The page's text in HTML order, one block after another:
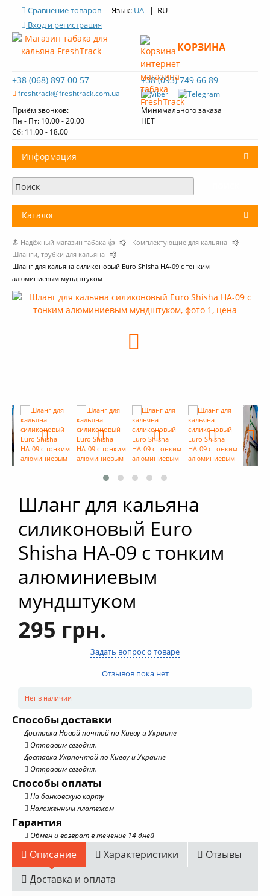
Сравнение товаров Язык: UA | RU
Вход и регистрация
+38 (068) 897 00 57
freshtrack@freshtrack.com.ua
+38 (093) 749 66 89
Приём звонков:
Пн - Пт: 10.00 - 20.00
Cб: 11.00 - 18.00
Минимального заказа
НЕТ
КОРЗИНА
Информация
О нас
Доставка и оплата
Обзоры табака Fresh Track
Каталог
Табак для кальяна
Уголь для кальяна
Кальяны
Комплектующие для кальяна
🔝 Надёжный магазин табака 👍 💨 Комплектующие для кальяна 💨
Шланги, трубки для кальяна 💨
Шланг для кальяна силиконовый Euro Shisha HA-09 с тонким
алюминиевым мундштуком
Шланг для кальяна
силиконовый Euro
Shisha HA-09 с тонким
алюминиевым
мундштуком
295 грн.
Задать вопрос о товаре
Отзывов пока нет
Нет в наличии
Способы доставки
Доставка Новой почтой по Киеву и Украине
Отправим сегодня.
Доставка Укрпочтой по Киеву и Украине
Отправим сегодня.
Способы оплаты
На банковскую карту
Наложенным платежом
Гарантия
Обмен и возврат в течение 14 дней
Описание Характеристики
Отзывы
Доставка и оплата